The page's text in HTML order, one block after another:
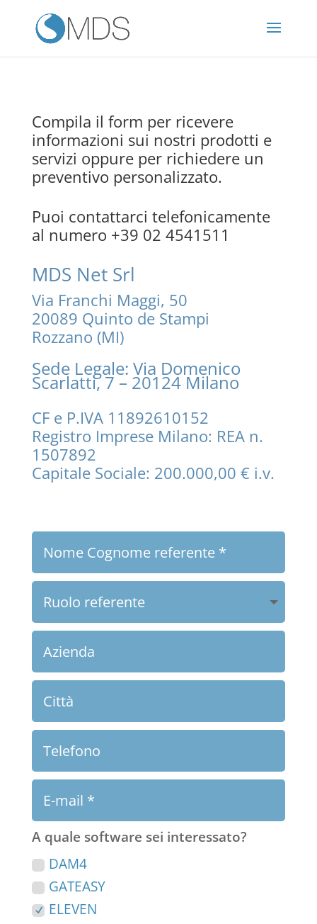
Compila il form per ricevere
informazioni sui nostri prodotti e
servizi oppure per richiedere un
preventivo personalizzato.
Puoi contattarci telefonicamente
al numero +39 02 4541511
MDS Net Srl
Via Franchi Maggi, 50
20089 Quinto de Stampi
Rozzano (MI)
Sede Legale: Via Domenico
Scarlatti, 7 – 20124 Milano
CF e P.IVA 11892610152
Registro Imprese Milano: REA n.
1507892
Capitale Sociale: 200.000,00 € i.v.
A quale software sei interessato?
DAM4
GATEASY
ELEVEN